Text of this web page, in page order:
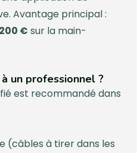
Avantage principal :
€ sur la main-
un professionnel ?
est recommandé dans
(câbles à tirer dans les